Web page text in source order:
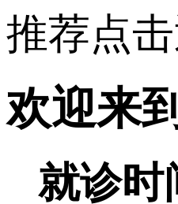
推荐点
欢迎来
就诊时